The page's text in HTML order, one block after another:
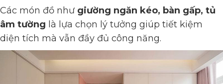
Các món đồ như giường ngăn kéo, bàn gấp, tủ
âm tường là lựa chọn lý tưởng giúp tiết kiệm
diện tích mà vẫn đầy đủ công năng.